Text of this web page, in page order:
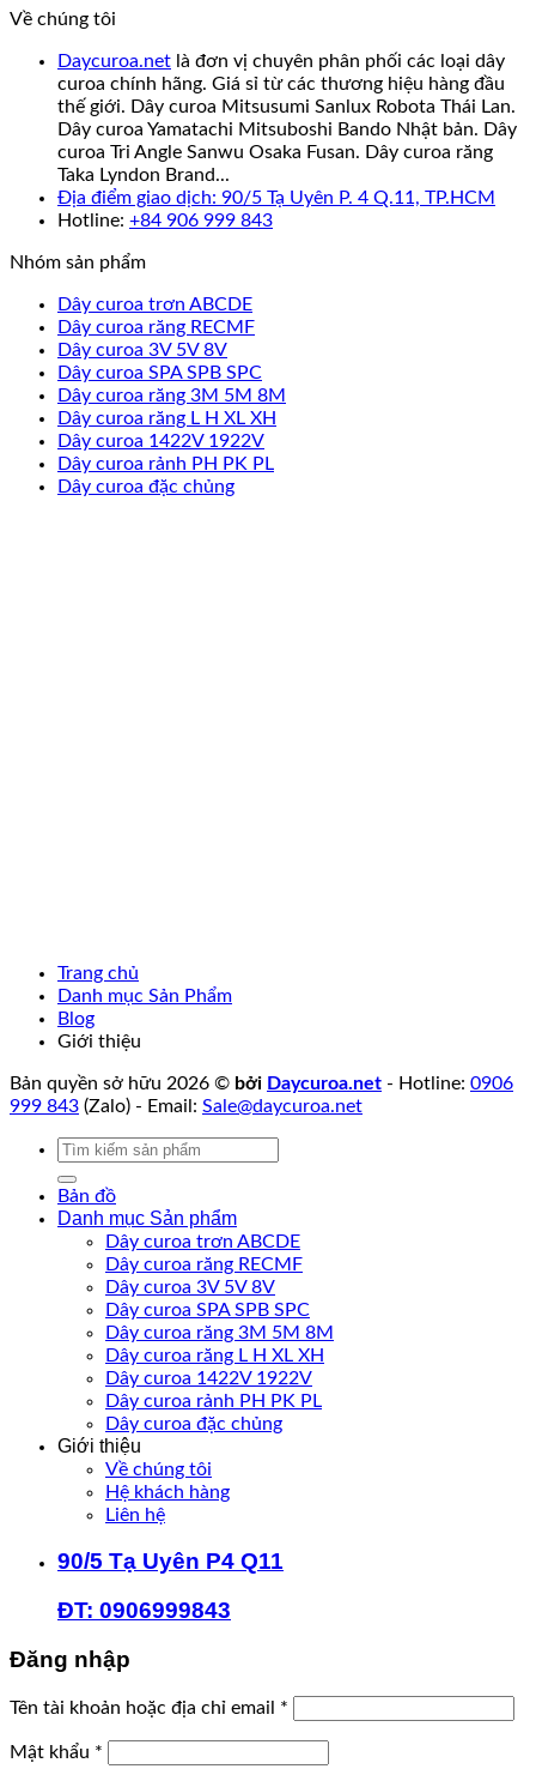
Về chúng tôi
Daycuroa.net là đơn vị chuyên phân phối các loại dây
curoa chính hãng. Giá sỉ từ các thương hiệu hàng đầu
thế giới. Dây curoa Mitsusumi Sanlux Robota Thái Lan.
Dây curoa Yamatachi Mitsuboshi Bando Nhật bản. Dây
curoa Tri Angle Sanwu Osaka Fusan. Dây curoa răng
Taka Lyndon Brand...
Địa điểm giao dịch: 90/5 Tạ Uyên P. 4 Q.11, TP.HCM
Hotline: +84 906 999 843
Nhóm sản phẩm
Dây curoa trơn ABCDE
Dây curoa răng RECMF
Dây curoa 3V 5V 8V
Dây curoa SPA SPB SPC
Dây curoa răng 3M 5M 8M
Dây curoa răng L H XL XH
Dây curoa 1422V 1922V
Dây curoa rảnh PH PK PL
Dây curoa đặc chủng
Trang chủ
Danh mục Sản Phẩm
Blog
Giới thiệu
Bản quyền sở hữu 2026 © bởi Daycuroa.net - Hotline: 0906
999 843 (Zalo) - Email: Sale@daycuroa.net
Tìm
Bản đồ
Danh mục Sản phẩm
Dây curoa trơn ABCDE
Dây curoa răng RECMF
Dây curoa 3V 5V 8V
Dây curoa SPA SPB SPC
Dây curoa răng 3M 5M 8M
Dây curoa răng L H XL XH
Dây curoa 1422V 1922V
Dây curoa rảnh PH PK PL
Dây curoa đặc chủng
Giới thiệu
Về chúng tôi
Hệ khách hàng
Liên hệ
90/5 Tạ Uyên P4 Q11
ĐT: 0906999843
Đăng nhập
Tên tài khoản hoặc địa chỉ email *
Mật khẩu *